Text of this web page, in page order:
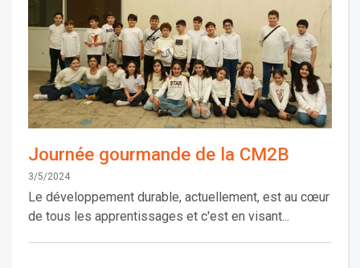
Journée gourmande de la CM2B
3/5/2024
Le développement durable, actuellement, est au cœur
de tous les apprentissages et c'est en visant...